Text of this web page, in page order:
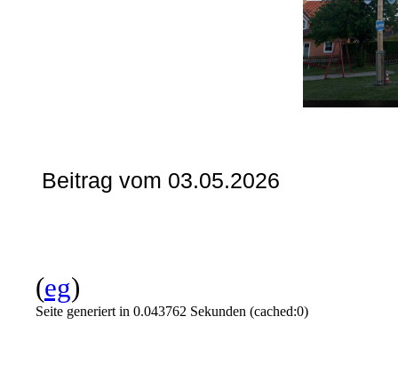
Beitrag vom 03.05.2026
(eg)
Seite generiert in 0.043762 Sekunden (cached:0)